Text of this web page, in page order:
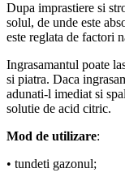
Dupa imprastiere si
solul, de unde este
este reglata de factori
Ingrasamantul poate
si piatra. Daca
adunati-l imediat si
solutie de acid citric.
Mod de utilizare:
• tundeti gazonul;